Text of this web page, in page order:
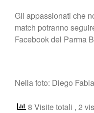
Gli appassionati che
match potranno
Facebook del Parma
Nella foto: Diego
8 Visite totali , 2